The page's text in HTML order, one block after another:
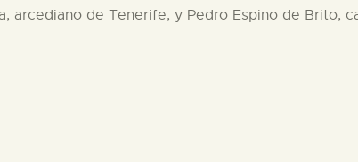
arcediano de Tenerife, y Pedro Espino de Brito,